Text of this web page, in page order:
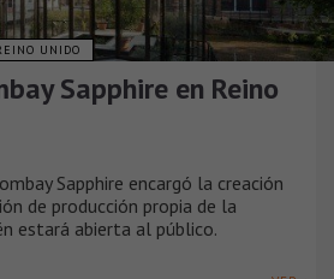
UNIDO
Sapphire en Reino
Sapphire encargó la creación
de producción propia de la
estará abierta al público.